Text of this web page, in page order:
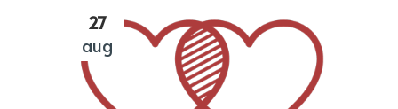
27
aug